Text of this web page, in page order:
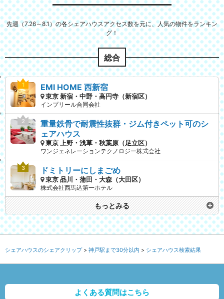
先週（7.26～8.1）の各シェアハウスアクセス数を元に、人気の物件をランキン
グ！
総合
EMI HOME 西新宿
東京 新宿・中野・高円寺（新宿区）
インプリール合同会社
重量鉄骨で耐震性抜群・ジム付きペット可のシ
ェアハウス
東京 上野・浅草・秋葉原（足立区）
ワンジェネレーションテクノロジー株式会社
ドミトリーにしまごめ
東京 品川・蒲田・大森（大田区）
株式会社西馬込第一ホテル
もっとみる
シェアハウスのシェアクリップ 神戸駅まで30分以内 シェアハウス検索結果
よくある質問はこちら